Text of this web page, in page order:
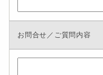
お問合せ／ご質問内容